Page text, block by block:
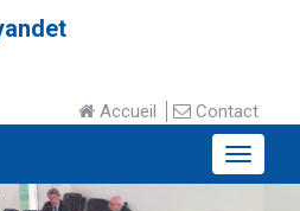
Accueil Contact
MENU